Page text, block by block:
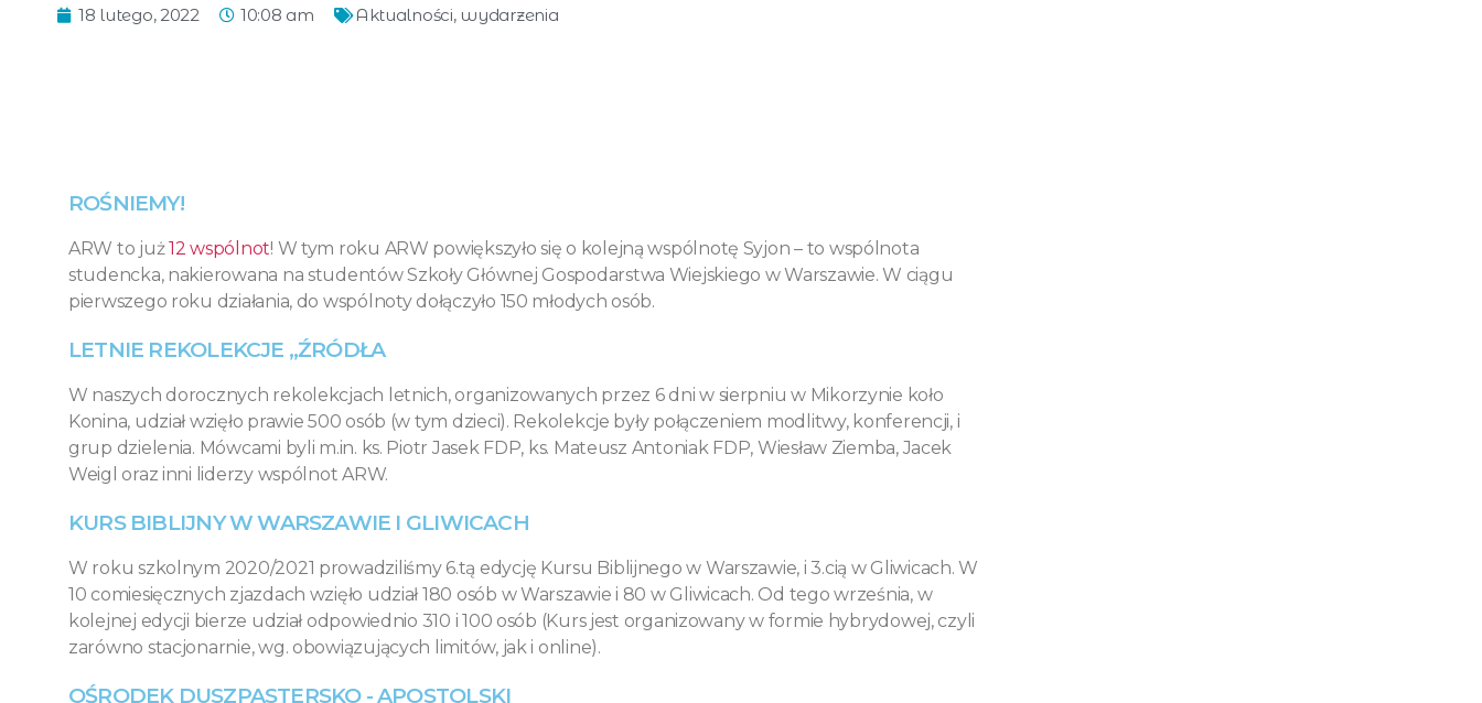
18 lutego, 2022 10:08 am Aktualności, wydarzenia
ROŚNIEMY!
ARW to już12 wspólnot! W tym roku ARW powiększyło się o kolejną wspólnotę Syjon – to wspólnota
studencka, nakierowana na studentów Szkoły Głównej Gospodarstwa Wiejskiego w Warszawie. W ciągu
pierwszego roku działania, do wspólnoty dołączyło 150 młodych osób.
LETNIE REKOLEKCJE „ŹRÓDŁA
W naszych dorocznych rekolekcjach letnich, organizowanych przez 6 dni w sierpniu w Mikorzynie koło
Konina, udział wzięło prawie 500 osób (w tym dzieci). Rekolekcje były połączeniem modlitwy, konferencji, i
grup dzielenia. Mówcami byli m.in. ks. Piotr Jasek FDP, ks. Mateusz Antoniak FDP, Wiesław Ziemba, Jacek
Weigl oraz inni liderzy wspólnot ARW.
KURS BIBLIJNY W WARSZAWIE I GLIWICACH
W roku szkolnym 2020/2021 prowadziliśmy 6.tą edycję Kursu Biblijnego w Warszawie, i 3.cią w Gliwicach. W
10 comiesięcznych zjazdach wzięło udział 180 osób w Warszawie i 80 w Gliwicach. Od tego września, w
kolejnej edycji bierze udział odpowiednio 310 i 100 osób (Kurs jest organizowany w formie hybrydowej, czyli
zarówno stacjonarnie, wg. obowiązujących limitów, jak i online).
OŚRODEK DUSZPASTERSKO - APOSTOLSKI